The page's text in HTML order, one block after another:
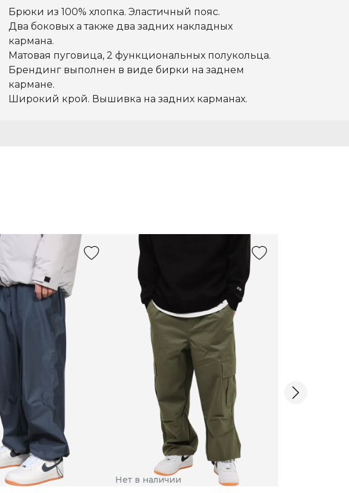
Брюки из 100% хлопка. Эластичный пояс.
Два боковых а также два задних накладных
кармана.
Матовая пуговица, 2 функциональных полукольца.
Брендинг выполнен в виде бирки на заднем
кармане.
Широкий крой. Вышивка на задних карманах.
Нет в наличии